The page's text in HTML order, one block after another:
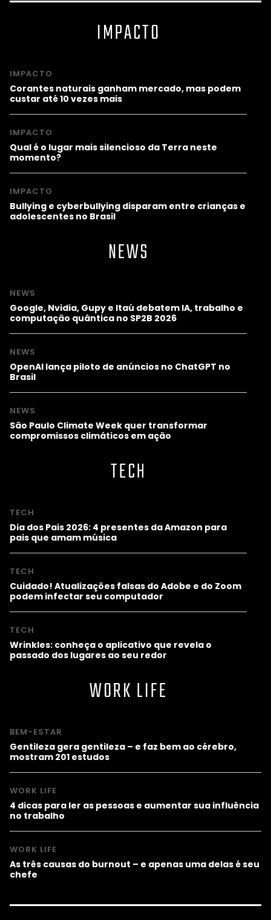
IMPACTO
IMPACTO
Corantes naturais ganham mercado, mas podem
custar até 10 vezes mais
IMPACTO
Qual é o lugar mais silencioso da Terra neste
momento?
IMPACTO
Bullying e cyberbullying disparam entre crianças e
adolescentes no Brasil
NEWS
NEWS
Google, Nvidia, Gupy e Itaú debatem IA, trabalho e
computação quântica no SP2B 2026
NEWS
OpenAI lança piloto de anúncios no ChatGPT no
Brasil
NEWS
São Paulo Climate Week quer transformar
compromissos climáticos em ação
TECH
TECH
Dia dos Pais 2026: 4 presentes da Amazon para
pais que amam música
TECH
Cuidado! Atualizações falsas do Adobe e do Zoom
podem infectar seu computador
TECH
Wrinkles: conheça o aplicativo que revela o
passado dos lugares ao seu redor
WORK LIFE
BEM-ESTAR
Gentileza gera gentileza – e faz bem ao cérebro,
mostram 201 estudos
WORK LIFE
4 dicas para ler as pessoas e aumentar sua influência
no trabalho
WORK LIFE
As três causas do burnout – e apenas uma delas é seu
chefe